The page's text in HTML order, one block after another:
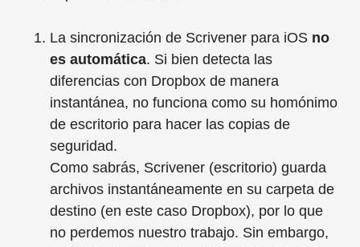
La sincronización de Scrivener para iOS no
es automática. Si bien detecta las
diferencias con Dropbox de manera
instantánea, no funciona como su homónimo
de escritorio para hacer las copias de
seguridad.
Como sabrás, Scrivener (escritorio) guarda
archivos instantáneamente en su carpeta de
destino (en este caso Dropbox), por lo que
no perdemos nuestro trabajo. Sin embargo,